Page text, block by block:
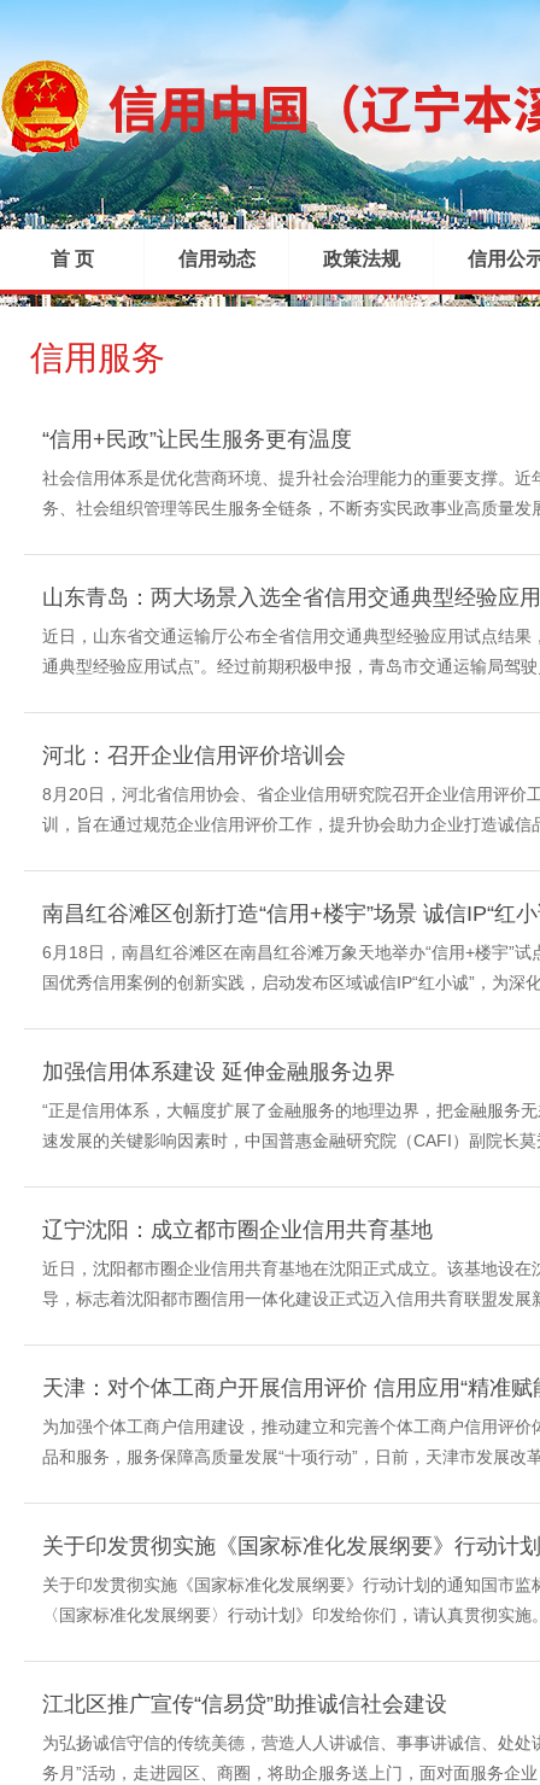
首 页
|
信用动态 政策法规 信用公
信用服务
“信用+民政”让民生服务更有温度
社会信用体系是优化营商环境、提升社会治理能力的重要支撑。
务、社会组织管理等民生服务全链条，不断夯实民政事业高质量
山东青岛：两大场景入选全省信用交通典型经验应
近日，山东省交通运输厅公布全省信用交通典型经验应用试点结
通典型经验应用试点”。经过前期积极申报，青岛市交通运输局驾
河北：召开企业信用评价培训会
8月20日，河北省信用协会、省企业信用研究院召开企业信用评价
训，旨在通过规范企业信用评价工作，提升协会助力企业打造
南昌红谷滩区创新打造“信用+楼宇”场景 诚信IP“红
6月18日，南昌红谷滩区在南昌红谷滩万象天地举办“信用+楼宇”
国优秀信用案例的创新实践，启动发布区域诚信IP“红小诚”，为深
加强信用体系建设 延伸金融服务边界
“正是信用体系，大幅度扩展了金融服务的地理边界，把金融服务
速发展的关键影响因素时，中国普惠金融研究院（CAFI）副院长
辽宁沈阳：成立都市圈企业信用共育基地
近日，沈阳都市圈企业信用共育基地在沈阳正式成立。该基地设
导，标志着沈阳都市圈信用一体化建设正式迈入信用共育联盟
天津：对个体工商户开展信用评价 信用应用“精准赋
为加强个体工商户信用建设，推动建立和完善个体工商户信用评
品和服务，服务保障高质量发展“十项行动”，日前，天津市发展改
关于印发贯彻实施《国家标准化发展纲要》行动计
关于印发贯彻实施《国家标准化发展纲要》行动计划的通知国
〈国家标准化发展纲要〉行动计划》印发给你们，请认真贯彻实
江北区推广宣传“信易贷”助推诚信社会建设
为弘扬诚信守信的传统美德，营造人人讲诚信、事事讲诚信、处
务月”活动，走进园区、商圈，将助企服务送上门，面对面服务企